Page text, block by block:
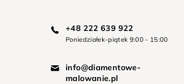
+48 222 639 922
Poniedziałek-piątek 9:00 - 15:00
info@diamentowe-
malowanie.pl